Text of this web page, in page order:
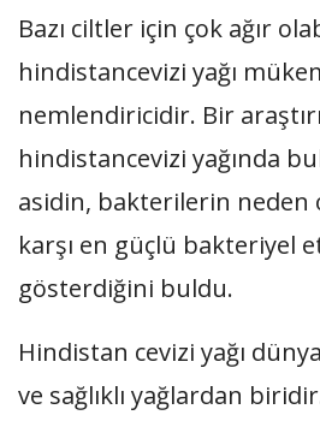
Bazı ciltler için çok ağır
hindistancevizi yağı
nemlendiricidir. Bir
hindistancevizi yağında
asidin, bakterilerin neden
karşı en güçlü bakteriyel
gösterdiğini buldu.
Hindistan cevizi yağı
ve sağlıklı yağlardan